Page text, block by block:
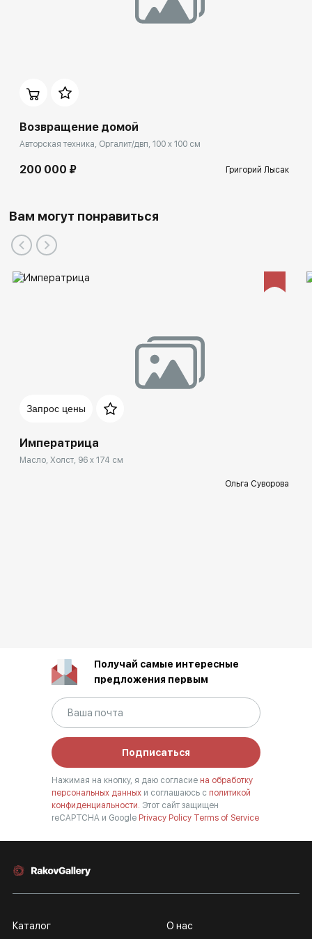
Возвращение домой
Авторская техника, Оргалит/двп, 100 x 100 см
200 000 ₽ Григорий Лысак
Вам могут понравиться
Запрос цены
Императрица
Масло, Холст, 96 x 174 см
Ольга Суворова
Получай самые интересные
предложения первым
Подписаться
Нажимая на кнопку, я даю согласие на обработку
персональных данных и соглашаюсь с политикой
конфиденциальности. Этот сайт защищен
reCAPTCHA и Google Privacy Policy Terms of Service
Каталог О нас